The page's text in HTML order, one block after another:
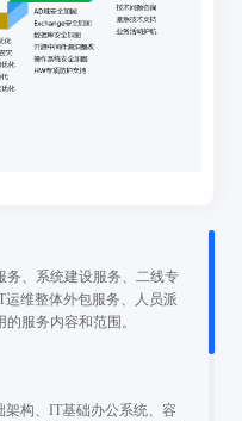
务、系统建设服务、二线专
维整体外包服务、人员派
服务内容和范围。
构、IT基础办公系统、容